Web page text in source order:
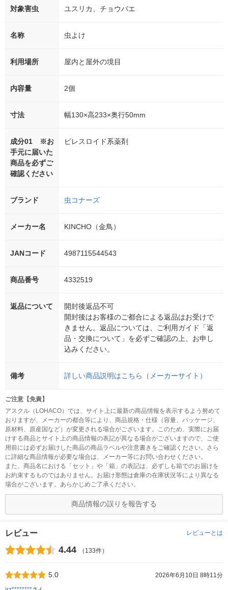
対象害虫 ユスリカ、チョウバエ
名称 虫よけ
利用場所 屋内と屋外の境目
内容量 2個
寸法 幅130×高233×奥行50mm
成分01 ※お
手元に届いた
商品を必ずご
確認ください
ピレスロイド系薬剤
ブランド 虫コナーズ
メーカー名 KINCHO（金鳥）
JANコード 4987115544543
商品番号 4332519
返品について
開封後返品不可
開封後はお客様のご都合による返品はお受けで
きません。返品については、ご利用ガイド「返
品・交換について」を必ずご確認の上、お申し
込みください。
備考 詳しい商品説明はこちら（メーカーサイト）
ご注意【免責】
アスクル（LOHACO）では、サイト上に最新の商品情報を表示するよう努めて
おりますが、メーカーの都合等により、商品規格・仕様（容量、パッケージ、
原材料、原産国など）が変更される場合がございます。このため、実際にお届
けする商品とサイト上の商品情報の表記が異なる場合がございますので、ご使
用前には必ずお届けした商品の商品ラベルや注意書きをご確認ください。さら
に詳細な商品情報が必要な場合は、メーカー等にお問い合わせください。
また、商品名における「セット」や「箱」の表記は、必ずしも箱でのお届けを
お約束するものではありません。お届け形態は倉庫の在庫状況等により異なる
場合がございます。あらかじめご了承ください。
商品情報の誤りを報告する
レビュー レビューとは
4.44 （133件）
5.0
2026年6月10日 8時11分